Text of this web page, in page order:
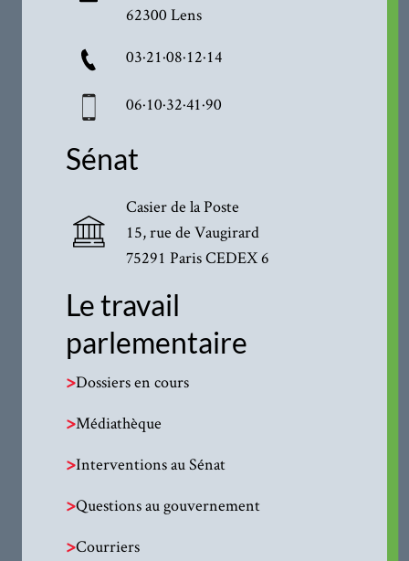
62300 Lens
03·21·08·12·14
06·10·32·41·90
Sénat
Casier de la Poste
15, rue de Vaugirard
75291 Paris CEDEX 6
Le travail
parlementaire
>Dossiers en cours
>Médiathèque
>Interventions au Sénat
>Questions au gouvernement
>Courriers